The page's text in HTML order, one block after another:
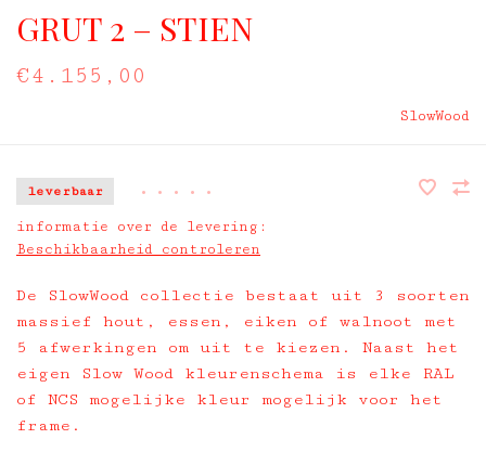
GRUT 2 – STIEN
€4.155,00
SlowWood
leverbaar • • • • •
informatie over de levering:
Beschikbaarheid controleren
De SlowWood collectie bestaat uit 3 soorten
massief hout, essen, eiken of walnoot met
5 afwerkingen om uit te kiezen. Naast het
eigen Slow Wood kleurenschema is elke RAL
of NCS mogelijke kleur mogelijk voor het
frame.